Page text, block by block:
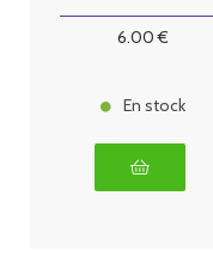
6.00 €
En stock